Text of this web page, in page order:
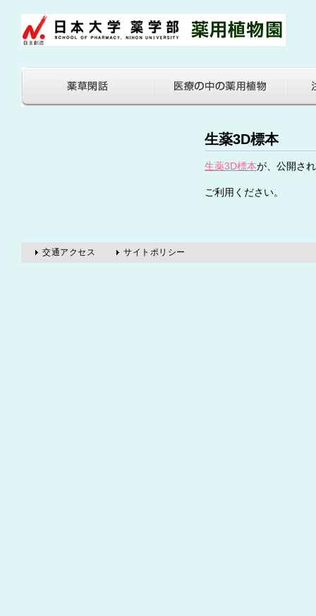
生薬3D標本
生薬3D標本が、公開さ
ご利用ください。
交通アクセス サイトポリシー